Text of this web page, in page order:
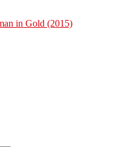
in Gold (2015)